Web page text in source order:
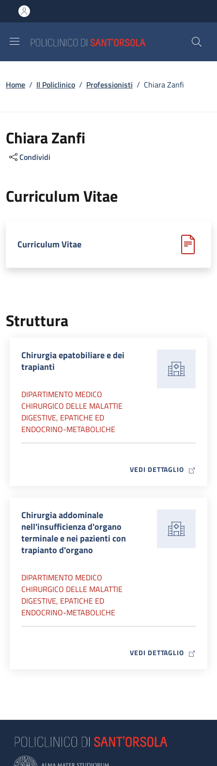
al contenuto principale
to footer content
Briciole di pane
Home / Il Policlinico / Professionisti / Chiara Zanfi
Chiara Zanfi
Condividi
Curriculum Vitae
Curriculum Vitae
Struttura
Chirurgia epatobiliare e dei
trapianti
DIPARTIMENTO MEDICO
CHIRURGICO DELLE MALATTIE
DIGESTIVE, EPATICHE ED
ENDOCRINO-METABOLICHE
VEDI DETTAGLIO MAP ICON
Chirurgia addominale
nell'insufficienza d'organo
terminale e nei pazienti con
trapianto d'organo
DIPARTIMENTO MEDICO
CHIRURGICO DELLE MALATTIE
DIGESTIVE, EPATICHE ED
ENDOCRINO-METABOLICHE
VEDI DETTAGLIO MAP ICON